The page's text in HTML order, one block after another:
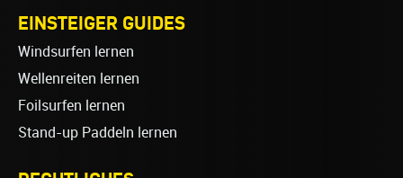
EINSTEIGER GUIDES
Windsurfen lernen
Wellenreiten lernen
Foilsurfen lernen
Stand-up Paddeln lernen